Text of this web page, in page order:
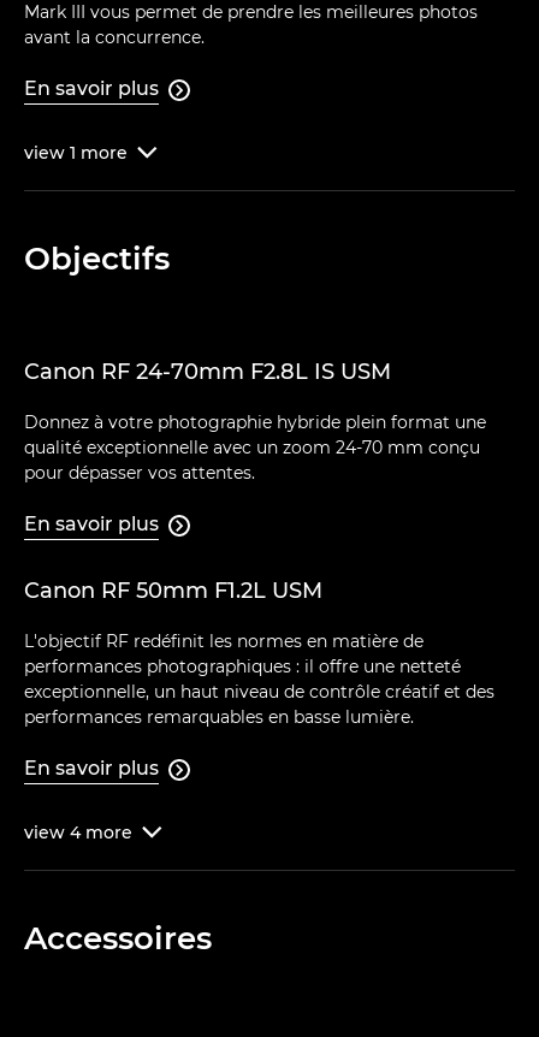
Mark III vous permet de prendre les meilleures photos
avant la concurrence.
En savoir plus 
view 1 more 
Objectifs
Canon RF 24-70mm F2.8L IS USM
Donnez à votre photographie hybride plein format une
qualité exceptionnelle avec un zoom 24-70 mm conçu
pour dépasser vos attentes.
En savoir plus 
Canon RF 50mm F1.2L USM
L'objectif RF redéfinit les normes en matière de
performances photographiques : il offre une netteté
exceptionnelle, un haut niveau de contrôle créatif et des
performances remarquables en basse lumière.
En savoir plus 
view 4 more 
Accessoires